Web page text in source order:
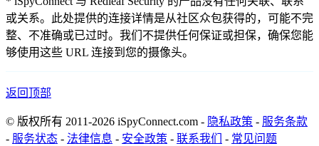
或关系。此处提供的连接详情是从社区众包获得的，可能不完
整、不准确或已过时。我们不提供任何保证或担保，确保您能
够使用这些 URL 连接到您的摄像头。
返回顶部
© 版权所有 2011-2026 iSpyConnect.com - 隐私政策 - 服务条款
- 服务状态 - 法律信息 - 安全政策 - 联系我们 - 常见问题